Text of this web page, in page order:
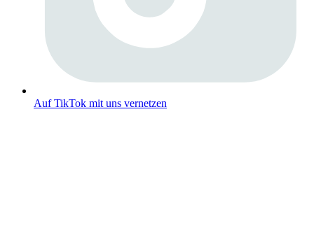
Auf TikTok mit uns vernetzen